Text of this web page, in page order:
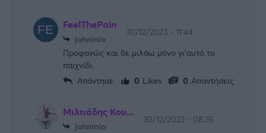
FeelThePain
johninio
30/12/2023 - 11:44
Προφανώς και δε μιλάω μόνο γι’αυτό το
παιχνίδι.
Απάντησε
0 Likes 0 Απαντήσεις
Μιλτιάδης Κου...
johninio
30/12/2023 - 08:35